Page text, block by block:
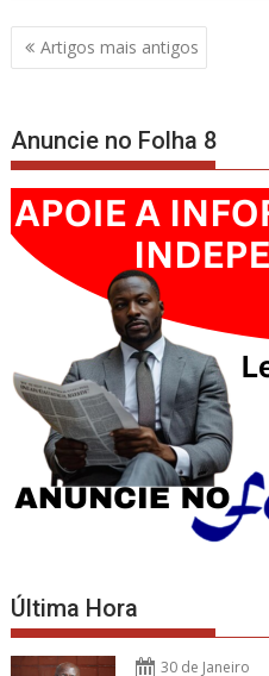
Navegação
de
Artigos mais antigos
Anuncie no Folha 8
Última Hora
30 de Janeiro